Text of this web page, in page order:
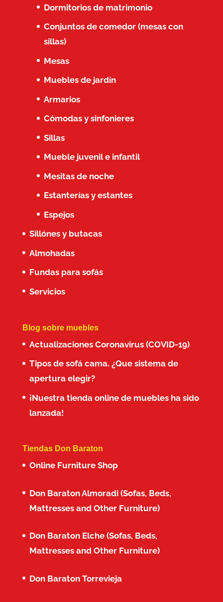
Dormitorios de matrimonio
Conjuntos de comedor (mesas con
sillas)
Mesas
Muebles de jardín
Armarios
Cómodas y sinfonieres
Sillas
Mueble juvenil e infantil
Mesitas de noche
Estanterías y estantes
Espejos
Sillónes y butacas
Almohadas
Fundas para sofás
Servicios
Blog sobre muebles
Actualizaciones Coronavirus (COVID-19)
Tipos de sofá cama. ¿Que sistema de
apertura elegir?
¡Nuestra tienda online de muebles ha sido
lanzada!
Tiendas Don Baraton
Online Furniture Shop
Don Baraton Almoradi (Sofas, Beds,
Mattresses and Other Furniture)
Don Baraton Elche (Sofas, Beds,
Mattresses and Other Furniture)
Don Baraton Torrevieja